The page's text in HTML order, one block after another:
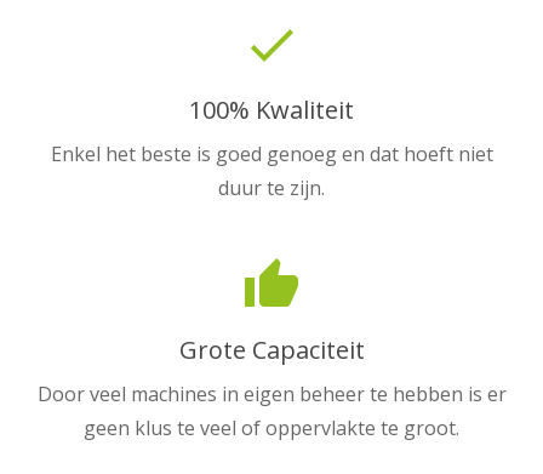
done
100% Kwaliteit
Enkel het beste is goed genoeg en dat hoeft niet
duur te zijn.
thumb_up
Grote Capaciteit
Door veel machines in eigen beheer te hebben is er
geen klus te veel of oppervlakte te groot.